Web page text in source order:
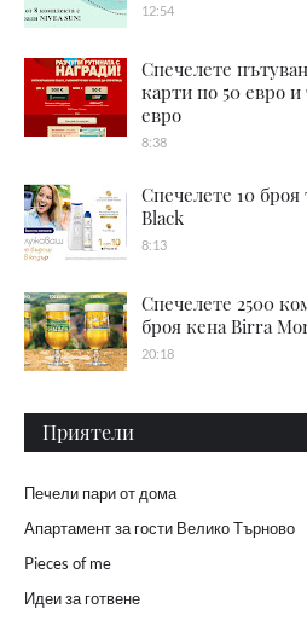
12:54
Спечелете
карти по 50 евро
евро
8:38
Спечелете 10
Black
8:13
Спечелете 2500
броя кена Birra
20:18
Приятели
Печели пари от дома
Апартамент за гости Велико Търново
Pieces of me
Идеи за готвене